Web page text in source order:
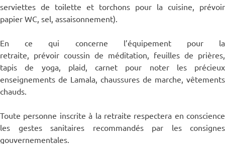
serviettes de toilette et torchons pour la cuisine, prévoir
papier WC, sel, assaisonnement).
En ce qui concerne l’équipement pour la
retraite, prévoir coussin de méditation, feuilles de prières,
tapis de yoga, plaid, carnet pour noter les précieux
enseignements de Lamala, chaussures de marche, vêtements
chauds.
Toute personne inscrite à la retraite respectera en conscience
les gestes sanitaires recommandés par les consignes
gouvernementales.